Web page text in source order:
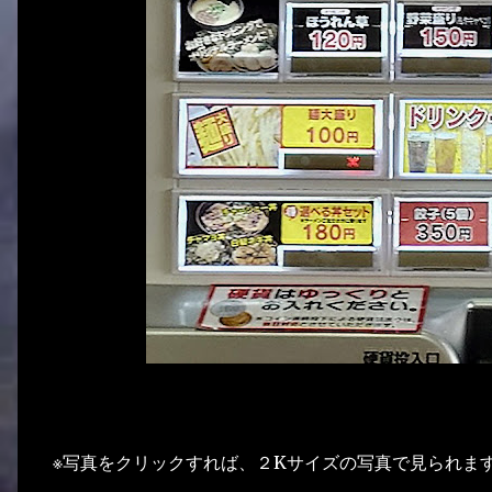
※写真をクリックすれば、２Kサイズの写真で見られま